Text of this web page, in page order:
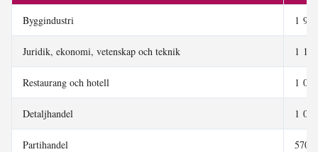
Byggindustri 1 946
Juridik, ekonomi, vetenskap och teknik 1 183
Restaurang och hotell 1 035
Detaljhandel 1 021
Partihandel 570